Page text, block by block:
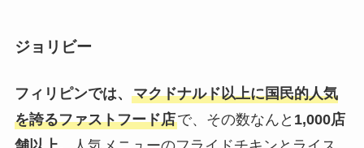
ジョリビー
フィリピンでは、 マクドナルド以上に国民的人気
を誇るファストフード店で、その数なんと 1,000店